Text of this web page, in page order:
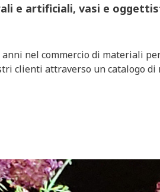
e artificiali, vasi e
anni nel commercio di materiali
clienti attraverso un catalogo